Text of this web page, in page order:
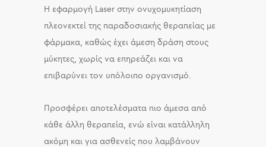
Η εφαρμογή Laser στην ονυχομυκητίαση
πλεονεκτεί της παραδοσιακής θεραπείας με
φάρμακα, καθώς έχει άμεση δράση στους
μύκητες, χωρίς να επηρεάζει και να
επιβαρύνει τον υπόλοιπο οργανισμό.
Προσφέρει αποτελέσματα πιο άμεσα από
κάθε άλλη θεραπεία, ενώ είναι κατάλληλη
ακόμη και για ασθενείς που λαμβάνουν